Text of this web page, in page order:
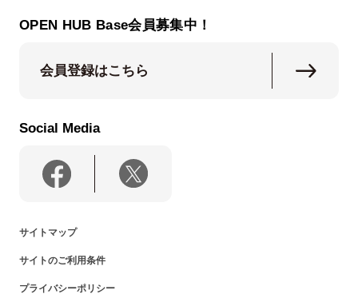
OPEN HUB Base会員募集中！
会員登録はこちら
Social Media
サイトマップ
サイトのご利用条件
プライバシーポリシー